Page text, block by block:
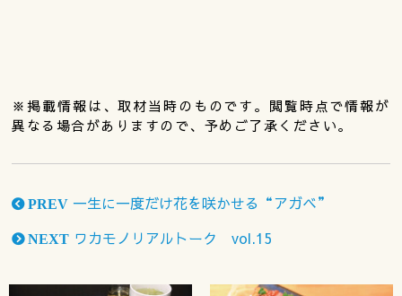
※掲載情報は、取材当時のものです。閲覧時点で情報が
異なる場合がありますので、予めご了承ください。
PREV 一生に一度だけ花を咲かせる“アガベ”
NEXT ワカモノリアルトーク vol.15